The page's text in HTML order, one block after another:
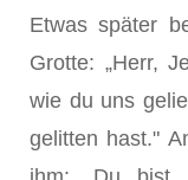
Etwas später
Grotte: „Herr,
wie du uns
gelitten hast."